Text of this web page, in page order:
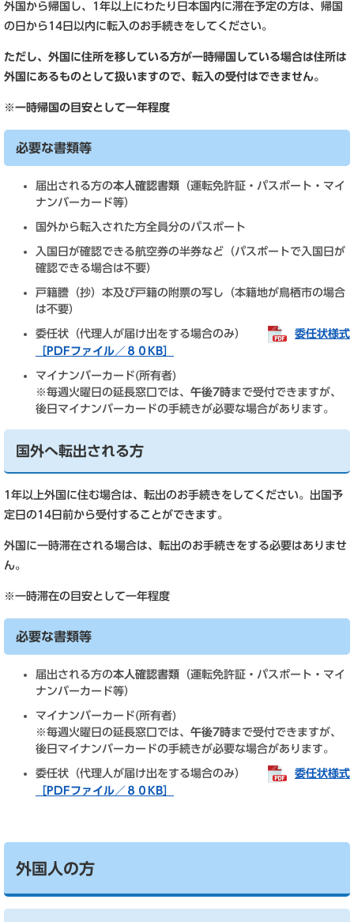
外国から帰国し、1年以上にわたり日本国内に滞在予定の方は、帰国
の日から14日以内に転入のお手続きをしてください。
ただし、外国に住所を移している方が一時帰国している場合は住所は
外国にあるものとして扱いますので、転入の受付はできません。
※一時帰国の目安として一年程度
必要な書類等
届出される方の本人確認書類 （運転免許証・パスポート・マイ
ナンバーカード等）
国外から転入された方全員分のパスポート
入国日が確認できる航空券の半券など（パスポートで入国日が
確認できる場合は不要）
戸籍謄（抄）本及び戸籍の附票の写し（本籍地が鳥栖市の場合
は不要）
委任状（代理人が届け出をする場合のみ）
委任状様式
［PDFファイル／８０KB］
マイナンバーカード(所有者)
※毎週火曜日の延長窓口では、 午後7時まで受付できますが、
後日マイナンバーカードの手続きが必要な場合があります。
国外へ転出される方
1年以上外国に住む場合は、転出のお手続きをしてください。出国予
定日の14日前から受付することができます。
外国に一時滞在される場合は、転出のお手続きをする必要はありませ
ん。
※一時滞在の目安として一年程度
必要な書類等
届出される方の本人確認書類 （運転免許証・パスポート・マイ
ナンバーカード等）
マイナンバーカード(所有者)
※毎週火曜日の延長窓口では、 午後7時まで受付できますが、
後日マイナンバーカードの手続きが必要な場合があります。
委任状（代理人が届け出をする場合のみ）
委任状様式
［PDFファイル／８０KB］
外国人の方